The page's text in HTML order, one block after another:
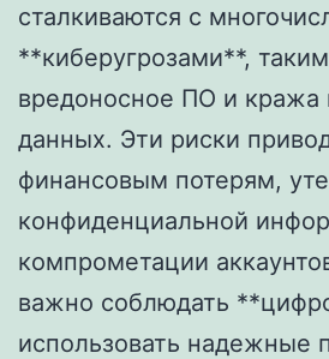
сталкиваются с
**киберугрозами**,
вредоносное ПО и кража
данных. Эти риски
финансовым потерям,
конфиденциальной
компрометации
важно соблюдать
использовать надежные